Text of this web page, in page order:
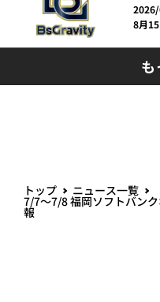
8月
も
トップ ニュース一覧
7/7～7/8 福岡ソフトバン
報